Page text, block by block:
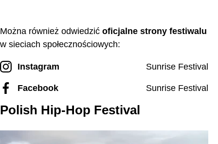
Można również odwiedzić oficjalne strony festiwalu
w sieciach społecznościowych:
Instagram Sunrise Festival
Facebook Sunrise Festival
Polish Hip-Hop Festival